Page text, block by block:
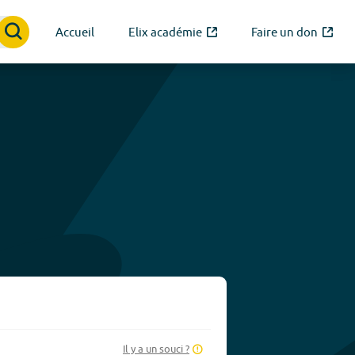
Accueil Elix académie Faire un don
Il y a un souci ?